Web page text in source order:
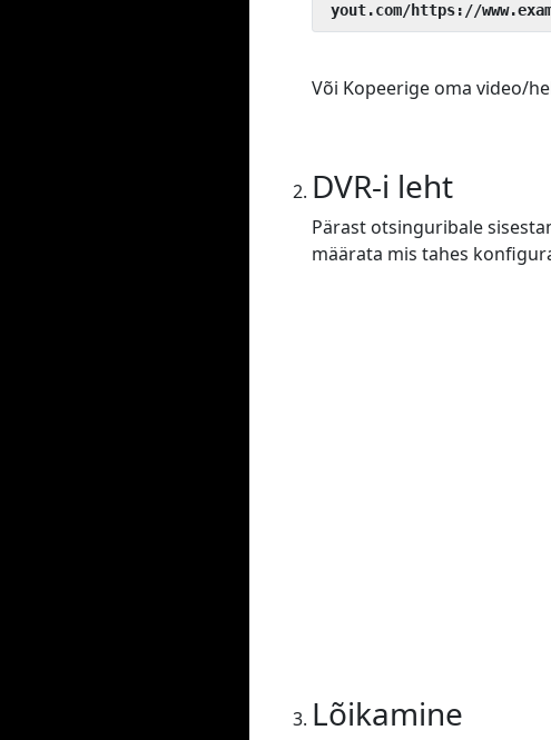
yout.com/https://
Või Kopeerige oma video/
DVR-i leht
Pärast otsinguribale
määrata mis tahes
Lõikamine